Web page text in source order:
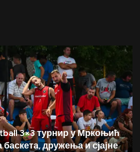
3×3 турнир у Мркоњић
дружења и сјајне